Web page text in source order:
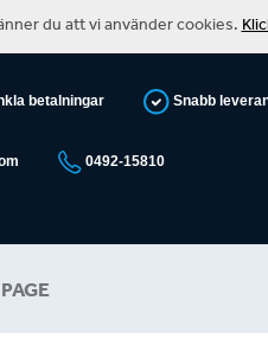
betalningar Snabb
0492-15810
du att vi använder cookies.